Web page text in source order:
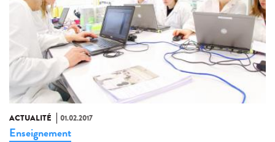
ACTUALITÉ 01.02.2017
Enseignement